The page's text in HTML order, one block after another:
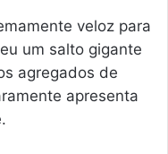
veloz para
um salto gigante
agregados de
apresenta